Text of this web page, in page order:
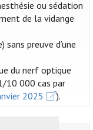
ou sédation
de la vidange
sans preuve d’une
du nerf optique
10 000 cas par
2025 ).